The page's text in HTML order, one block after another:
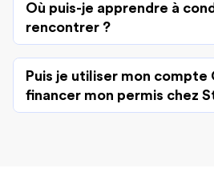
Où puis-je apprendre à
rencontrer ?
Puis je utiliser mon compte
financer mon permis chez